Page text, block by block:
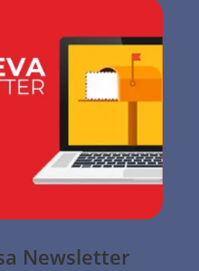
Newsletter